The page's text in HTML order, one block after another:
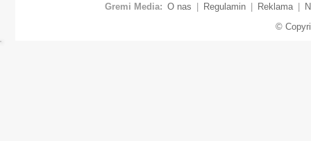
Gremi Media: O nas Regulamin Reklama
©